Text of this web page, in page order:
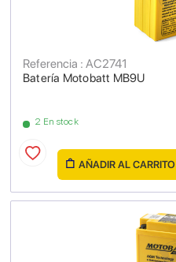
Batería Motobatt MB9U
Referencia : AC2741
2 En stock
AÑADIR AL CARRITO